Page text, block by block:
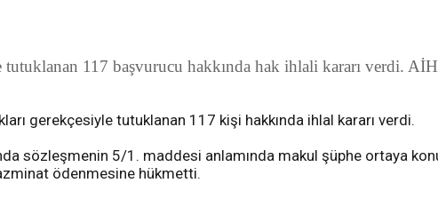
117 başvurucu hakkında hak ihlali kararı verdi.
gerekçesiyle tutuklanan 117 kişi hakkında ihlal kararı verdi.
sözleşmenin 5/1. maddesi anlamında makul şüphe ortaya
ödenmesine hükmetti.